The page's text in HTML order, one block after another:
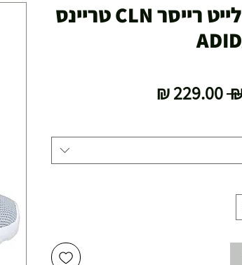
אדידס לייט רייסר CLN טריינס
מחיר